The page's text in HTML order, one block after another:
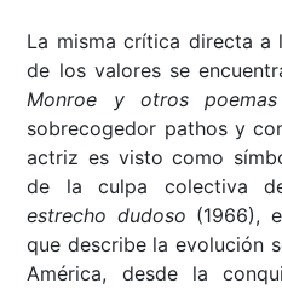
La misma crítica directa a
de los valores se
Monroe y otros poemas
sobrecogedor pathos y
actriz es visto como
de la culpa colectiva
estrecho dudoso (1966),
que describe la evolución
América, desde la